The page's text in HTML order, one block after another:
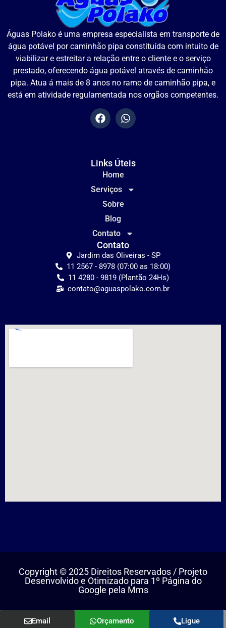
Águas Polako é uma empresa especialista em transporte de
água potável por caminhão pipa constituída com intuito de
viabilizar e estreitar a relação entre o cliente e o serviço
prestado, oferecendo água potável através de caminhão
pipa. Atua á mais de 8 anos no ramo de caminhão pipa, e
está em atividade regulamentada nos orgãos competentes.
Links Úteis
Home
Serviços
Sobre
Blog
Contato
Contato
Jardim das Oliveiras - SP
11 2567 - 8978 (07:00 as 18:00)
11 4280 - 9819 (Plantão 24Hs)
contato@aguaspolako.com.br
Copyright © 2025 Direitos Reservados / Projeto
Desenvolvido e Otimizado para 1º Página do
Google pela Mms
Email Orçamento Ligue